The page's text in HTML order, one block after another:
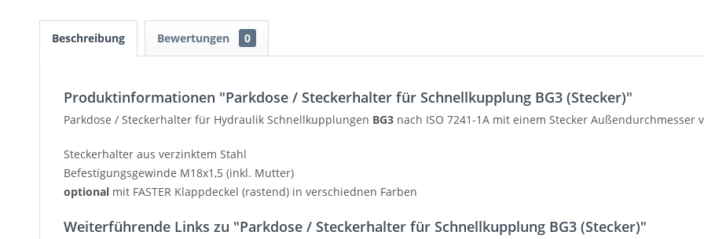
Beschreibung Bewertungen 0
Produktinformationen "Parkdose / Steckerhalter für Schnellkupplung BG3 (Stecker)"
Parkdose / Steckerhalter für Hydraulik Schnellkupplungen BG3 nach ISO 7241-1A mit einem Stecker Außendurchmesser
Steckerhalter aus verzinktem Stahl
Befestigungsgewinde M18x1,5 (inkl. Mutter)
optional mit FASTER Klappdeckel (rastend) in verschiednen Farben
Weiterführende Links zu "Parkdose / Steckerhalter für Schnellkupplung BG3 (Stecker)"